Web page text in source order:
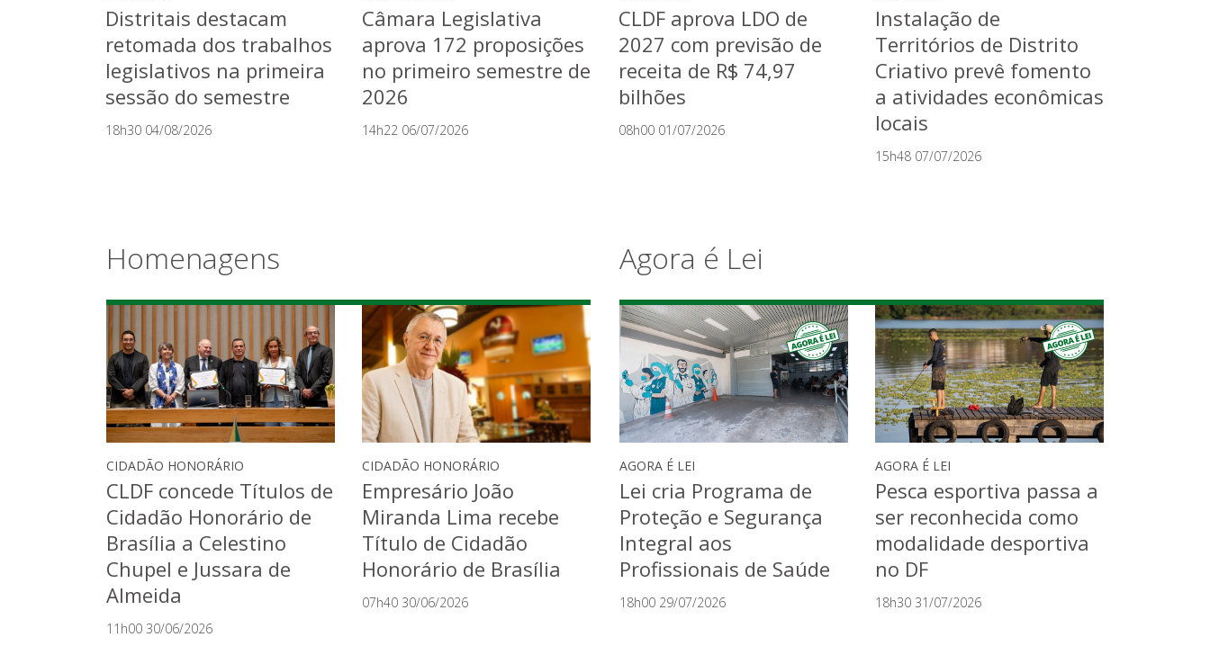
PLENÁRIO
Distritais destacam
retomada dos trabalhos
INSTITUCIONAL
Câmara Legislativa
aprova 172 proposições
ECONOMIA
CLDF aprova LDO de
2027 com previsão de
ECONOMIA
Instalação de
Territórios de Distrito
Criativo prevê fomento
Homenagens
CIDADÃO HONORÁRIO
CLDF concede Títulos de
Cidadão Honorário de
Brasília a Celestino
CIDADÃO HONORÁRIO
Empresário João
Miranda Lima recebe
Agora é Lei
AGORA É LEI
Lei cria Programa de
Proteção e Segurança
AGORA É LEI
Pesca esportiva passa a
ser reconhecida como